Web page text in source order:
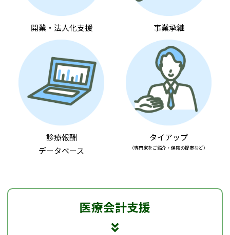
開業・法人化支援 事業承継
診療報酬
データベース
タイアップ
（専門家をご紹介・保険の提案など）
医療会計支援